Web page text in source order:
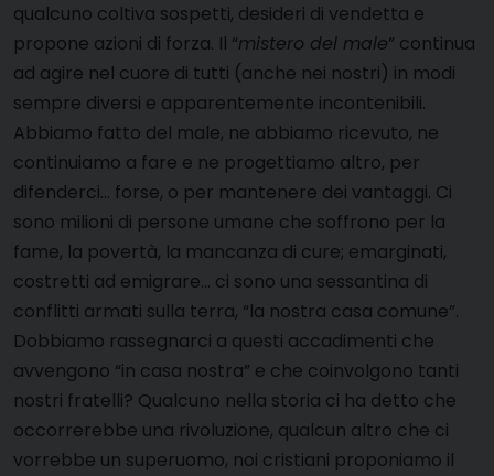
qualcuno coltiva sospetti, desideri di vendetta e
propone azioni di forza. Il “mistero del male” continua
ad agire nel cuore di tutti (anche nei nostri) in modi
sempre diversi e apparentemente incontenibili.
Abbiamo fatto del male, ne abbiamo ricevuto, ne
continuiamo a fare e ne progettiamo altro, per
difenderci… forse, o per mantenere dei vantaggi. Ci
sono milioni di persone umane che soffrono per la
fame, la povertà, la mancanza di cure; emarginati,
costretti ad emigrare… ci sono una sessantina di
conflitti armati sulla terra, “la nostra casa comune”.
Dobbiamo rassegnarci a questi accadimenti che
avvengono “in casa nostra” e che coinvolgono tanti
nostri fratelli? Qualcuno nella storia ci ha detto che
occorrerebbe una rivoluzione, qualcun altro che ci
vorrebbe un superuomo, noi cristiani proponiamo il